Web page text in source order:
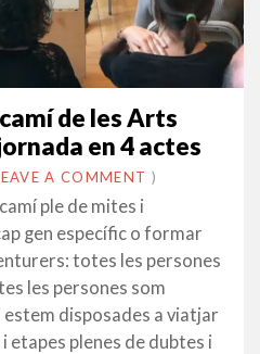
de les Arts
en 4 actes
A COMMENT )
ple de mites i
gen específic o formar
totes les persones
les persones som
estem disposades a viatjar
plenes de dubtes i